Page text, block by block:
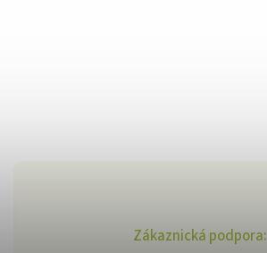
Zákaznická podpora: